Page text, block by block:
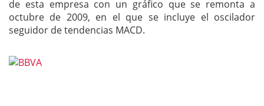
de esta empresa con un gráfico que se remonta a
octubre de 2009, en el que se incluye el oscilador
seguidor de tendencias MACD.